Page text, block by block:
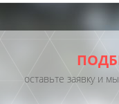
оставьте заявку и